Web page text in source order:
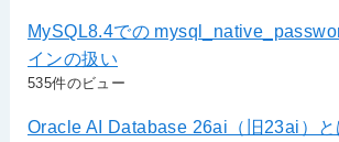
MySQL8.4での
インの扱い
535件のビュー
Oracle AI Database 26ai（旧23ai）